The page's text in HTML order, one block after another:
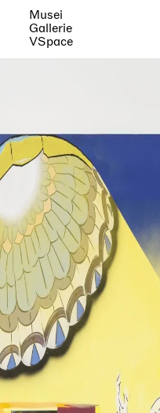
Musei
Gallerie
VSpace